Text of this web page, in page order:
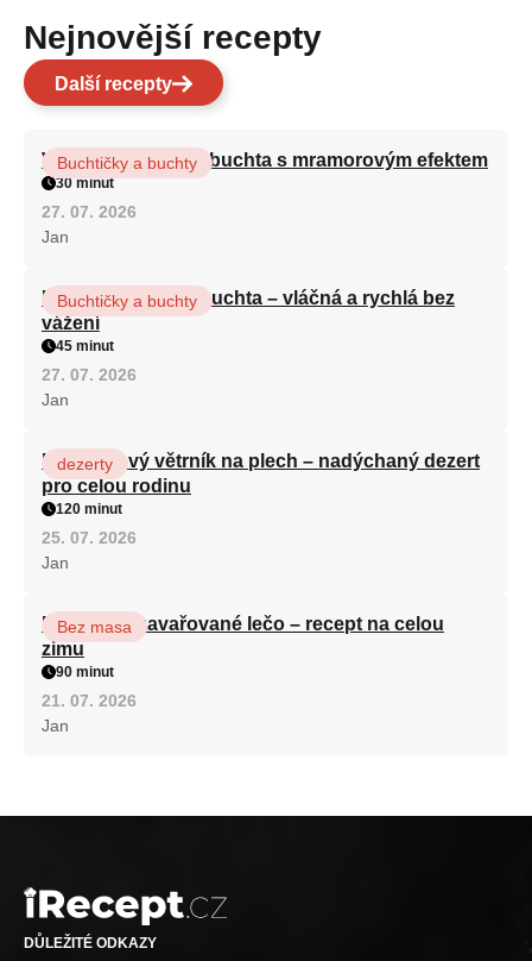
Nejnovější recepty
Další recepty
Vláčná olejová litá buchta s mramorovým efektem
Buchtičky a buchty
30 minut
27. 07. 2026
Jan
Hrnková maková buchta – vláčná a rychlá bez
vážení
Buchtičky a buchty
45 minut
27. 07. 2026
Jan
Karamelový větrník na plech – nadýchaný dezert
pro celou rodinu
dezerty
120 minut
25. 07. 2026
Jan
Babiččino zavařované lečo – recept na celou
zimu
Bez masa
90 minut
21. 07. 2026
Jan
DŮLEŽITÉ ODKAZY